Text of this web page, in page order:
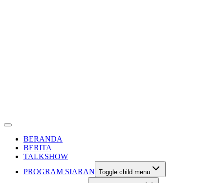
BERANDA
BERITA
TALKSHOW
PROGRAM SIARAN Toggle child menu